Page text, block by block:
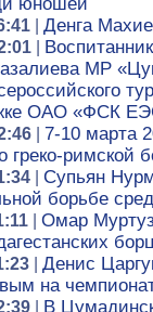
Денга
МР
ОАО «ФСК
7-10 марта
греко-римской
Супьян
борьбе
Омар
Денис
на
В